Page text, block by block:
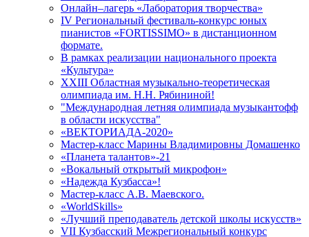
Онлайн–лагерь «Лаборатория творчества»
IV Региональный фестиваль-конкурс юных
пианистов «FORTISSIMO» в дистанционном
формате.
В рамках реализации национального проекта
«Культура»
XXIII Областная музыкально-теоретическая
олимпиада им. Н.Н. Рябининой!
"Международная летняя олимпиада музыкантофф
в области искусства"
«ВЕКТОРИАДА-2020»
Мастер-класс Марины Владимировны Домашенко
«Планета талантов»-21
«Вокальный открытый микрофон»
«Надежда Кузбасса»!
Мастер-класс А.В. Маевского.
«WorldSkills»
«Лучший преподаватель детской школы искусств»
VII Кузбасский Межрегиональный конкурс